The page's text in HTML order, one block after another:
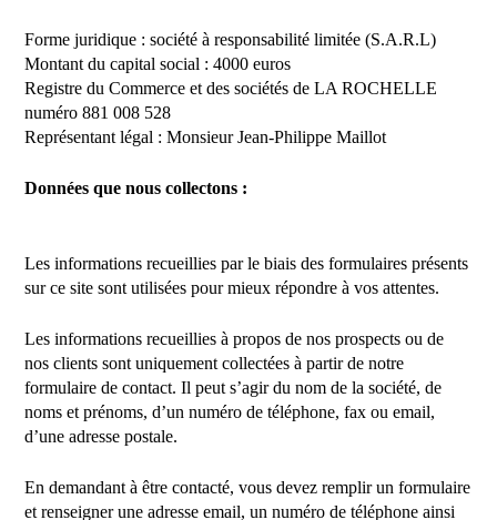
Forme juridique : société à responsabilité limitée (S.A.R.L)
Montant du capital social : 4000 euros
Registre du Commerce et des sociétés de LA ROCHELLE
numéro 881 008 528
Représentant légal : Monsieur Jean-Philippe Maillot
Données que nous collectons :
Les informations recueillies par le biais des formulaires présents
sur ce site sont utilisées pour mieux répondre à vos attentes.
Les informations recueillies à propos de nos prospects ou de
nos clients sont uniquement collectées à partir de notre
formulaire de contact. Il peut s’agir du nom de la société, de
noms et prénoms, d’un numéro de téléphone, fax ou email,
d’une adresse postale.
En demandant à être contacté, vous devez remplir un formulaire
et renseigner une adresse email, un numéro de téléphone ainsi